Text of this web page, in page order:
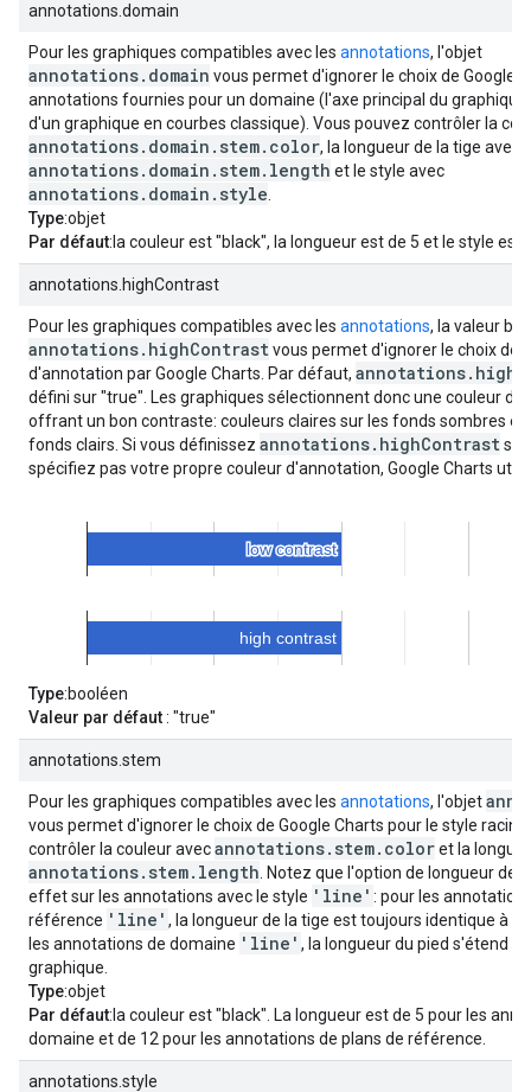
annotations.domain
Pour les graphiques compatibles avec les annotations, l'objet
annotations.domain vous permet d'ignorer le choix de Google
annotations fournies pour un domaine (l'axe principal du
d'un graphique en courbes classique). Vous pouvez contrôler la
annotations.domain.stem.color, la longueur de la tige avec
annotations.domain.stem.length et le style avec
annotations.domain.style
Type:objet
Par défaut:la couleur est "black", la longueur est de 5 et le style est
annotations.highContrast
Pour les graphiques compatibles avec les annotations, la valeur
annotations.highContrastvous permet d'ignorer le choix de
d'annotation par Google Charts. Par défaut,
défini sur "true". Les graphiques sélectionnent donc une couleur
offrant un bon contraste: couleurs claires sur les fonds sombres et
fonds clairs. Si vous définissez annotations.highContrastsur
spécifiez pas votre propre couleur d'annotation, Google Charts
Type:booléen
Valeur par défaut: "true"
annotations.stem
Pour les graphiques compatibles avec les annotations, l'objet
vous permet d'ignorer le choix de Google Charts pour le style
contrôler la couleur avecannotations.stem.coloret la
annotations.stem.length . Notez que l'option de longueur de
effet sur les annotations avec le style 'line' : pour les
référence 'line' , la longueur de la tige est toujours identique à
les annotations de domaine 'line' , la longueur du pied s'étend
graphique.
Type:objet
Par défaut:la couleur est "black". La longueur est de 5 pour les
domaine et de 12 pour les annotations de plans de référence.
annotations.style